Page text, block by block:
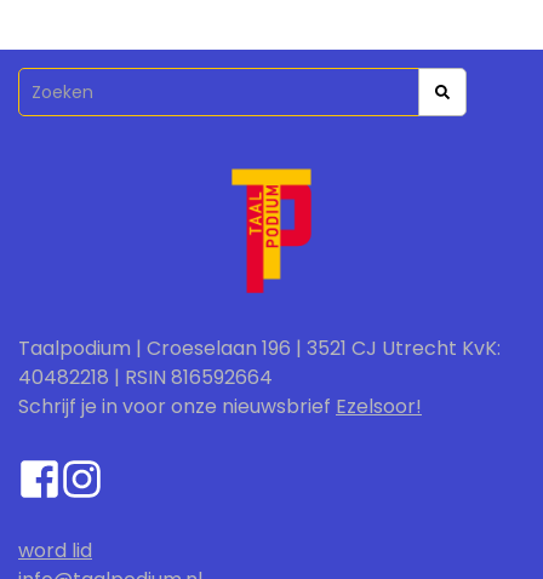
Taalpodium | Croeselaan 196 | 3521 CJ Utrecht KvK:
40482218 | RSIN 816592664
Schrijf je in voor onze nieuwsbrief Ezelsoor!
word lid